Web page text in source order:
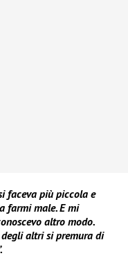
faceva più piccola e
farmi male. E mi
altro modo.
altri si premura di